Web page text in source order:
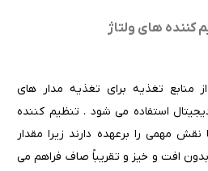
کننده های ولتاژ
منابع تغذیه برای تغذیه مدار های
استفاده می شود . تنظیم کننده
مهمی را برعهده دارند زیرا مقدار
بدون افت و خیز و تقریباً صاف فراهم می